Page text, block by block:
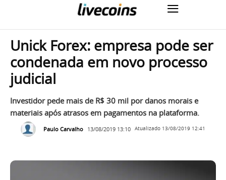
Unick Forex: empresa pode ser
condenada em novo processo
judicial
Investidor pede mais de R$ 30 mil por danos morais e
materiais após atrasos em pagamentos na plataforma.
Paulo Carvalho 13/08/2019 13:10 Atualizado 13/08/2019 12:41